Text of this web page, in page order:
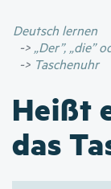
Deutsch lernen
„Der”, „die”
Taschenuhr
Heißt
das